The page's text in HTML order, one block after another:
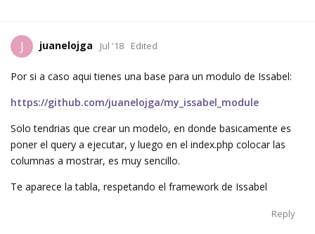
J juanelojga Jul '18 Edited
Por si a caso aqui tienes una base para un modulo de Issabel:
https://github.com/juanelojga/my_issabel_module
Solo tendrias que crear un modelo, en donde basicamente es
poner el query a ejecutar, y luego en el index.php colocar las
columnas a mostrar, es muy sencillo.
Te aparece la tabla, respetando el framework de Issabel
Reply